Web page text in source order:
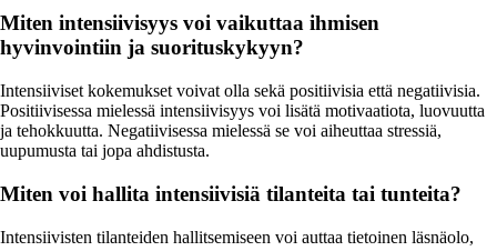
Miten intensiivisyys voi vaikuttaa ihmisen
hyvinvointiin ja suorituskykyyn?
Intensiiviset kokemukset voivat olla sekä positiivisia että negatiivisia.
Positiivisessa mielessä intensiivisyys voi lisätä motivaatiota, luovuutta
ja tehokkuutta. Negatiivisessa mielessä se voi aiheuttaa stressiä,
uupumusta tai jopa ahdistusta.
Miten voi hallita intensiivisiä tilanteita tai tunteita?
Intensiivisten tilanteiden hallitsemiseen voi auttaa tietoinen läsnäolo,